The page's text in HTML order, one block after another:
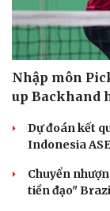
Văn hóa
Sân khấu - Điện
Âm nhạc
Di sản
Nhập môn
up Backhand
Dự đoán kết
Indonesia
Chuyển
tiền đạo"